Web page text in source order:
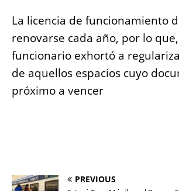
La licencia de funcionamiento
renovarse cada año, por lo
funcionario exhortó a
de aquellos espacios cuyo
próximo a vencer
PREVIOUS